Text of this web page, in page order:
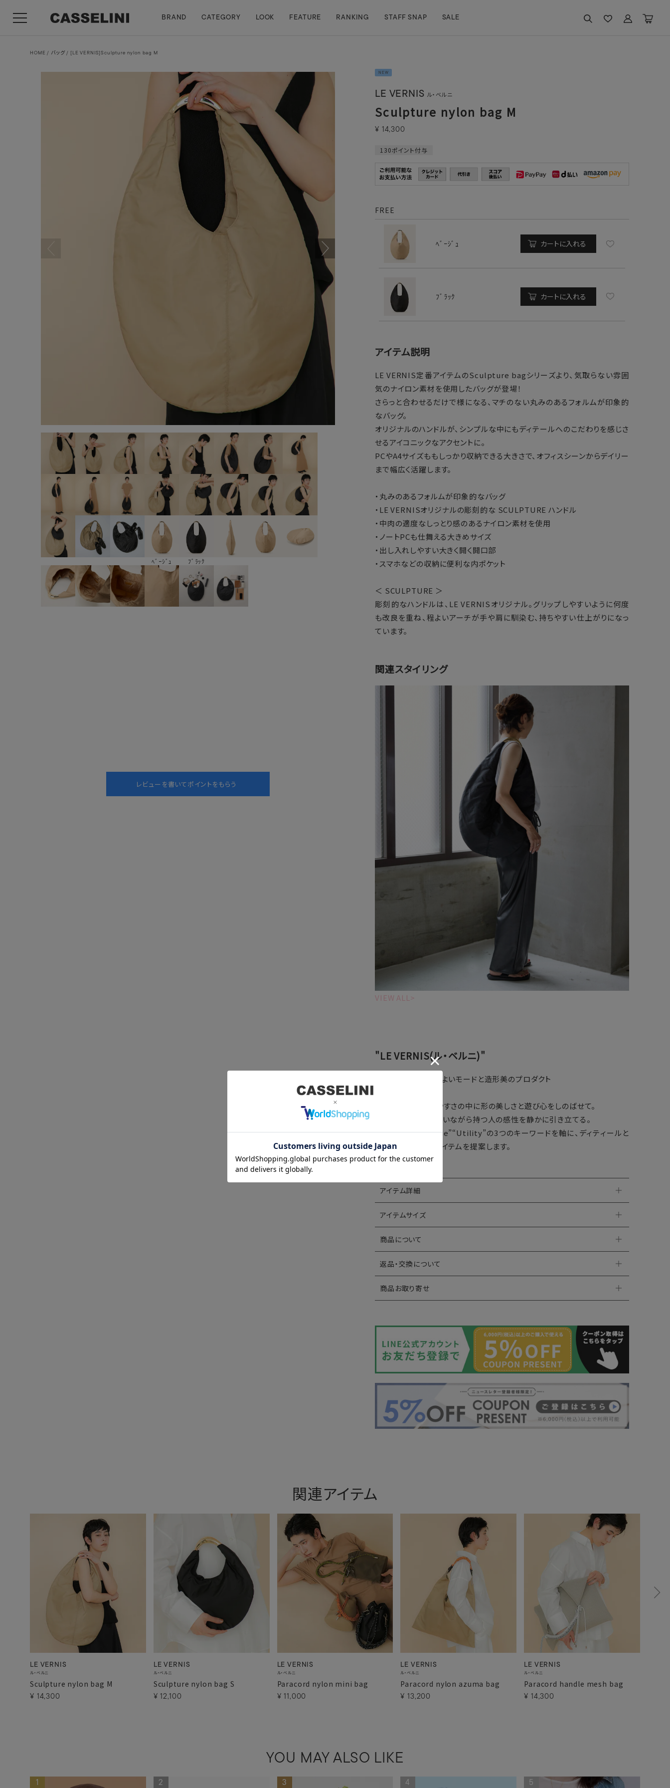
BRAND CATEGORY LOOK FEATURE RANKING STAFF SNAP SALE
HOME バッグ [LE VERNIS]Sculpture nylon bag M
ﾍﾞｰｼﾞｭ ﾌﾞﾗｯｸ
NEW
LE VERNIS ル・ベルニ
Sculpture nylon bag M
¥ 14,300
130ポイント付与
FREE
ﾍﾞｰｼﾞｭ カートに入れる
ﾌﾞﾗｯｸ カートに入れる
アイテム説明
LE VERNIS定番アイテムのSculpture bagシリーズより、気取らない雰囲
気のナイロン素材を使用したバッグが登場！
さらっと合わせるだけで様になる、マチのない丸みのあるフォルムが印象的
なバッグ。
オリジナルのハンドルが、シンプルな中にもディテールへのこだわりを感じさ
せるアイコニックなアクセントに。
PCやA4サイズももしっかり収納できる大きさで、オフィスシーンからデイリー
まで幅広く活躍します。
・丸みのあるフォルムが印象的なバッグ
・LE VERNISオリジナルの彫刻的な SCULPTURE ハンドル
・中肉の適度なしっとり感のあるナイロン素材を使用
・ノートPCも仕舞える大きめサイズ
・出し入れしやすい大きく開く開口部
・スマホなどの収納に便利な内ポケット
＜ SCULPTURE ＞
彫刻的なハンドルは、LE VERNISオリジナル。グリップしやすいように何度
も改良を重ね、程よいアーチが手や肩に馴染む、持ちやすい仕上がりになっ
ています。
関連スタイリング
VIEW ALL>
"LE VERNIS(ル・ベルニ)"
日常に溶け込む、程よいモードと造形美のプロダクト
肩肘張らない使いやすさの中に形の美しさと遊び心をしのばせて。
いまの気分に寄り添いながら持つ人の感性を静かに引き立てる。
“Rough”“Feminine”“Utility”の3つのキーワードを軸に、ディティールと
素材にこだわったアイテムを提案します。
アイテム詳細
アイテムサイズ
商品について
返品・交換について
商品お取り寄せ
関連アイテム
LE VERNIS
ル・ベルニ
Sculpture nylon bag M
¥ 14,300
LE VERNIS
ル・ベルニ
Sculpture nylon bag S
¥ 12,100
LE VERNIS
ル・ベルニ
Paracord nylon mini bag
¥ 11,000
LE VERNIS
ル・ベルニ
Paracord nylon azuma bag
¥ 13,200
LE VERNIS
ル・ベルニ
Paracord handle mesh bag
¥ 14,300
YOU MAY ALSO LIKE
1 2 3 4 5